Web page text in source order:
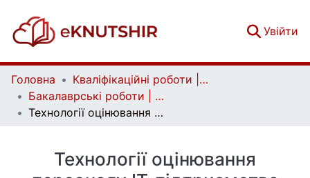
Увійти
Головна
Кваліфікаційні роботи | Qualifying works
Бакалаврські роботи | Bachelor theses
Технології оцінювання персоналу IT-підприємства
Технології оцінювання